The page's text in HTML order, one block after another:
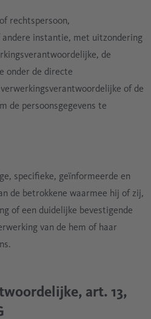
rechtspersoon,
instantie, met uitzondering
de
onder de directe
of de
de persoonsgegevens te
specifieke, geïnformeerde en
de betrokkene waarmee hij of zij,
of een duidelijke bevestigende
van de hem of haar
art. 13,